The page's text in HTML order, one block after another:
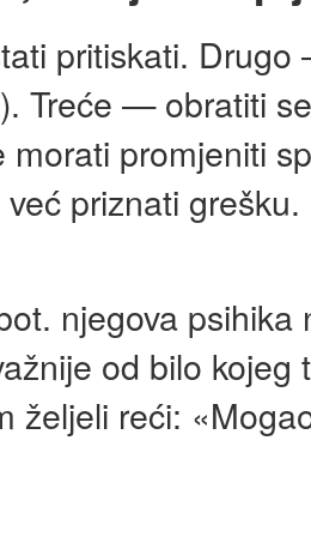
pritiskati.
Treće — obratiti
morati promjeniti
priznati
njegova psihika
od bilo
željeli reći: